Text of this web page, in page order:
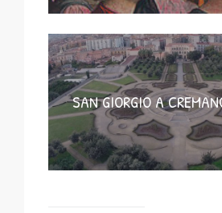
SAN GIORGIO A